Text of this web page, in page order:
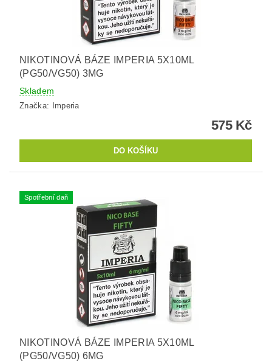
NIKOTINOVÁ BÁZE IMPERIA 5X10ML
(PG50/VG50) 3MG
Skladem
Značka: Imperia
575 Kč
Spotřební daň
NIKOTINOVÁ BÁZE IMPERIA 5X10ML
(PG50/VG50) 6MG